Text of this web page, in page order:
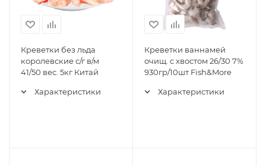
Креветки без льда
королевские с/г в/м
41/50 вес. 5кг Китай
Характеристики
Креветки ваннамей
очищ. с хвостом 26/30 7%
930гр/10шт Fish&More
Характеристики